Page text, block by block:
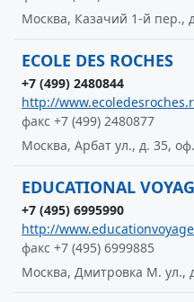
Москва, Казачий 1-й пер.,
ECOLE DES ROCHES
+7 (499) 2480844
http://
факс +7 (499) 2480877
Москва, Арбат ул., д. 35,
EDUCATIONAL
+7 (495) 6995990
http://
факс +7 (495) 6999885
Москва, Дмитровка М. ул.,